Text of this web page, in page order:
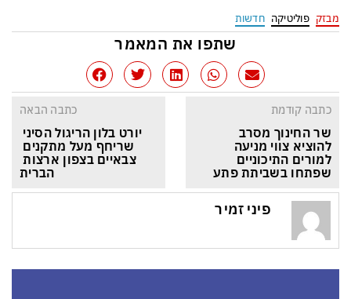
מבזק פוליטיקה חדשות
שתפו את המאמר
כתבה קודמת
שר החינוך מסרב
להוציא צווי מניעה
למורים התיכוניים
שפתחו בשביתת פתע
כתבה הבאה
יורט בלון הריגול הסיני
שריחף מעל מתקנים
צבאיים בצפון ארצות
הברית
פיני זמיר